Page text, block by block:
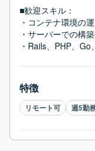
■歓迎スキル：
・コンテナ環境の
・サーバーでの構
・Rails、PHP、
特徴
リモート可 週5勤